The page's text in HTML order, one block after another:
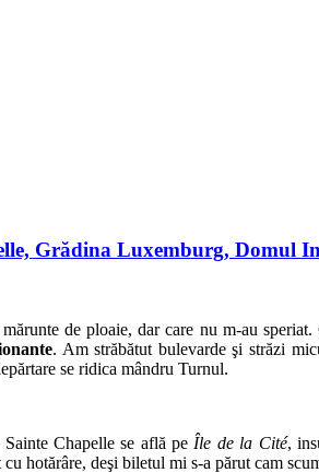
Grădina Luxemburg,
de ploaie, dar care nu m-au
. Am străbătut bulevarde şi străzi
se ridica mândru Turnul.
Chapelle se află pe Île de la Cité,
hotărâre, deşi biletul mi s-a părut cam